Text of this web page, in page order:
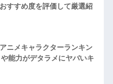
すすめ度を評価して厳選紹
ニメキャラクターランキン
能力がデタラメにヤバいキ